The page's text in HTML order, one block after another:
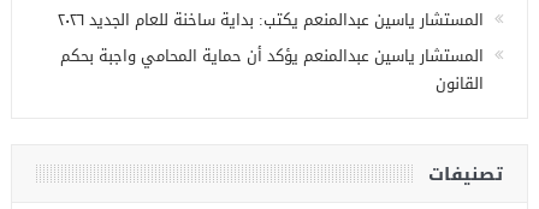
المستشار ياسين عبدالمنعم يكتب: بداية ساخنة للعام الجديد ٢٠٢٦
المستشار ياسين عبدالمنعم يؤكد أن حماية المحامي واجبة بحكم
القانون
تصنيفات